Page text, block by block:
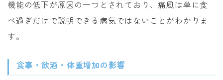
機能の低下が原因の一つとされており、痛風は単に食
べ過ぎだけで説明できる病気ではないことがわかりま
す。
食事・飲酒・体重増加の影響